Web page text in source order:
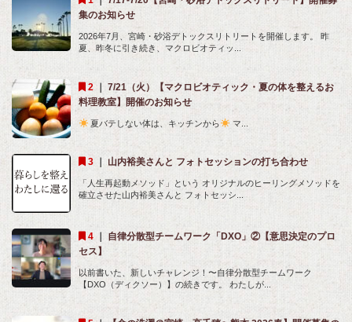
集のお知らせ
2026年7月、宮崎・砂浴デトックスリトリートを開催します。 昨
夏、昨冬に引き続き、マクロビオティッ...
｜ 7/21（火）【マクロビオティック・夏の体を整えるお
料理教室】開催のお知らせ
夏バテしない体は、キッチンから マ...
山内裕美さんと フォトセッションの打ち合わせ
「人生再起動メソッド」という オリジナルのヒーリングメソッドを
確立させた山内裕美さんと フォトセッシ...
自律分散型チームワーク「DXO」②【意思決定のプロ
セス】
以前書いた、新しいチャレンジ！〜自律分散型チームワーク
【DXO（ディクソー）】の続きです。 わたしが...